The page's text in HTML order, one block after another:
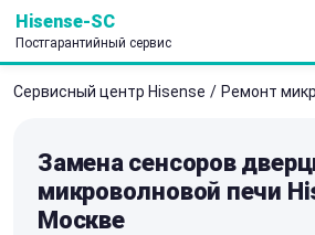
Hisense-SC
Постгарантийный сервис
Сервисный центр Hisense / Ремонт
Замена сенсоров
микроволновой печи
Москве